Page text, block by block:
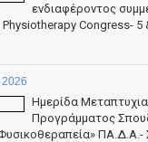
ενδιαφέροντος
Congress- 5
2026
Ημερίδα
Προγράμματος
ΠΑ.Δ.Α.-